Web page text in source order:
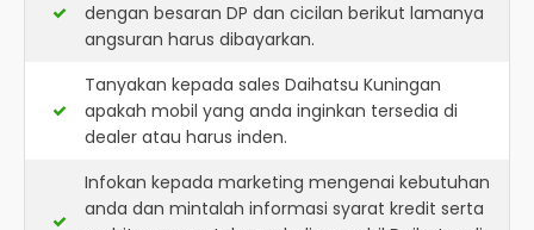
dengan besaran DP dan cicilan berikut lamanya
angsuran harus dibayarkan.
Tanyakan kepada sales Daihatsu Kuningan
apakah mobil yang anda inginkan tersedia di
dealer atau harus inden.
Infokan kepada marketing mengenai kebutuhan
anda dan mintalah informasi syarat kredit serta